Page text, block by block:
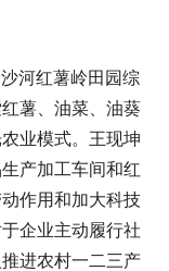
河红薯岭田园综
薯、油菜、油葵
业模式。王现坤
产加工车间和红
作用和加大科技
企业主动履行社
进农村一二三产